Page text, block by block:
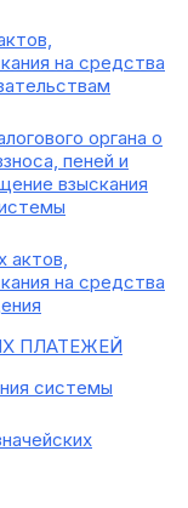
на средства
органа о
пеней и
взыскания
актов,
на средства
ПЛАТЕЖЕЙ
системы